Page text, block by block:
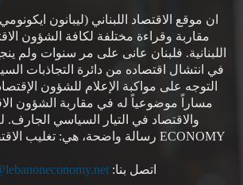
ان موقع الاقتصاد اللبناني (ليبانون
مقاربة وقراءة مختلفة لكافة الشؤون
اللبنانية. فلبنان عانى على مر سنوات ولم
في انتشال اقتصاده من دائرة التجاذبات
التوجه على مواكبة الإعلام للشؤون
مساراً موضوعياً له في مقاربة الشؤون
ECONOMY رسالة واضحة، هي: تغليب الاقتصاد على السياسة.
اتصل بنا: